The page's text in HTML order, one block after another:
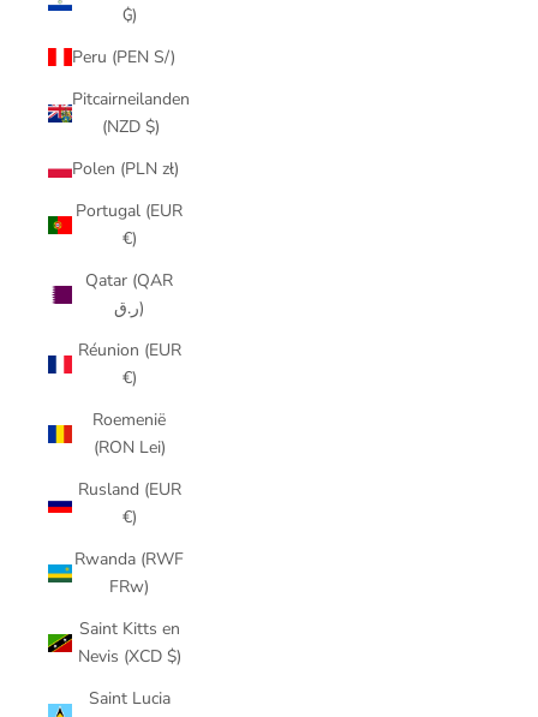
₲)
Peru (PEN S/)
Pitcairneilanden
(NZD $)
Polen (PLN zł)
Portugal (EUR
€)
Qatar (QAR
ر.ق)
Réunion (EUR
€)
Roemenië
(RON Lei)
Rusland (EUR
€)
Rwanda (RWF
FRw)
Saint Kitts en
Nevis (XCD $)
Saint Lucia